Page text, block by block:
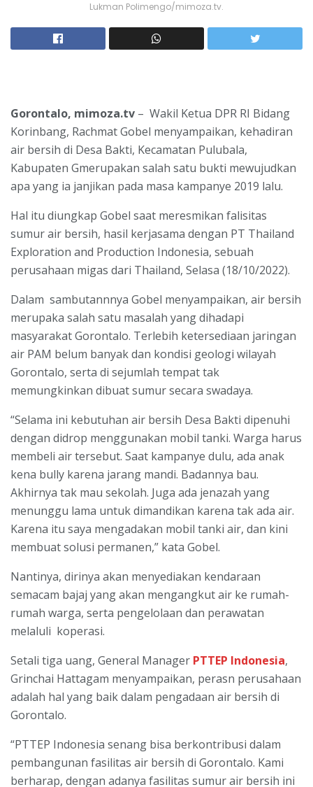
Lukman Polimengo/mimoza.tv.
Gorontalo, mimoza.tv – Wakil Ketua DPR RI Bidang
Korinbang, Rachmat Gobel menyampaikan, kehadiran
air bersih di Desa Bakti, Kecamatan Pulubala,
Kabupaten Gmerupakan salah satu bukti mewujudkan
apa yang ia janjikan pada masa kampanye 2019 lalu.
Hal itu diungkap Gobel saat meresmikan falisitas
sumur air bersih, hasil kerjasama dengan PT Thailand
Exploration and Production Indonesia, sebuah
perusahaan migas dari Thailand, Selasa (18/10/2022).
Dalam sambutannnya Gobel menyampaikan, air bersih
merupaka salah satu masalah yang dihadapi
masyarakat Gorontalo. Terlebih ketersediaan jaringan
air PAM belum banyak dan kondisi geologi wilayah
Gorontalo, serta di sejumlah tempat tak
memungkinkan dibuat sumur secara swadaya.
“Selama ini kebutuhan air bersih Desa Bakti dipenuhi
dengan didrop menggunakan mobil tanki. Warga harus
membeli air tersebut. Saat kampanye dulu, ada anak
kena bully karena jarang mandi. Badannya bau.
Akhirnya tak mau sekolah. Juga ada jenazah yang
menunggu lama untuk dimandikan karena tak ada air.
Karena itu saya mengadakan mobil tanki air, dan kini
membuat solusi permanen,” kata Gobel.
Nantinya, dirinya akan menyediakan kendaraan
semacam bajaj yang akan mengangkut air ke rumah-
rumah warga, serta pengelolaan dan perawatan
melaluli koperasi.
Setali tiga uang, General Manager PTTEP Indonesia,
Grinchai Hattagam menyampaikan, perasn perusahaan
adalah hal yang baik dalam pengadaan air bersih di
Gorontalo.
“PTTEP Indonesia senang bisa berkontribusi dalam
pembangunan fasilitas air bersih di Gorontalo. Kami
berharap, dengan adanya fasilitas sumur air bersih ini